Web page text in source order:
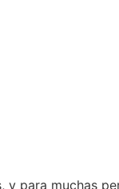
para muchas